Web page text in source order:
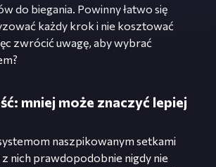
do biegania. Powinny łatwo się
każdy krok i nie kosztować
zwrócić uwagę, aby wybrać
mniej może znaczyć lepiej
naszpikowanym setkami
nich prawdopodobnie nigdy nie